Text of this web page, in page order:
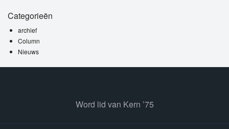
Categorieën
archief
Column
Nieuws
Word lid van Kern ’75